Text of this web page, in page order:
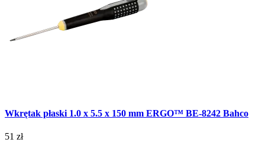
Wkrętak płaski 1.0 x 5.5 x 150 mm ERGO™ BE-8242 Bahco
51 zł